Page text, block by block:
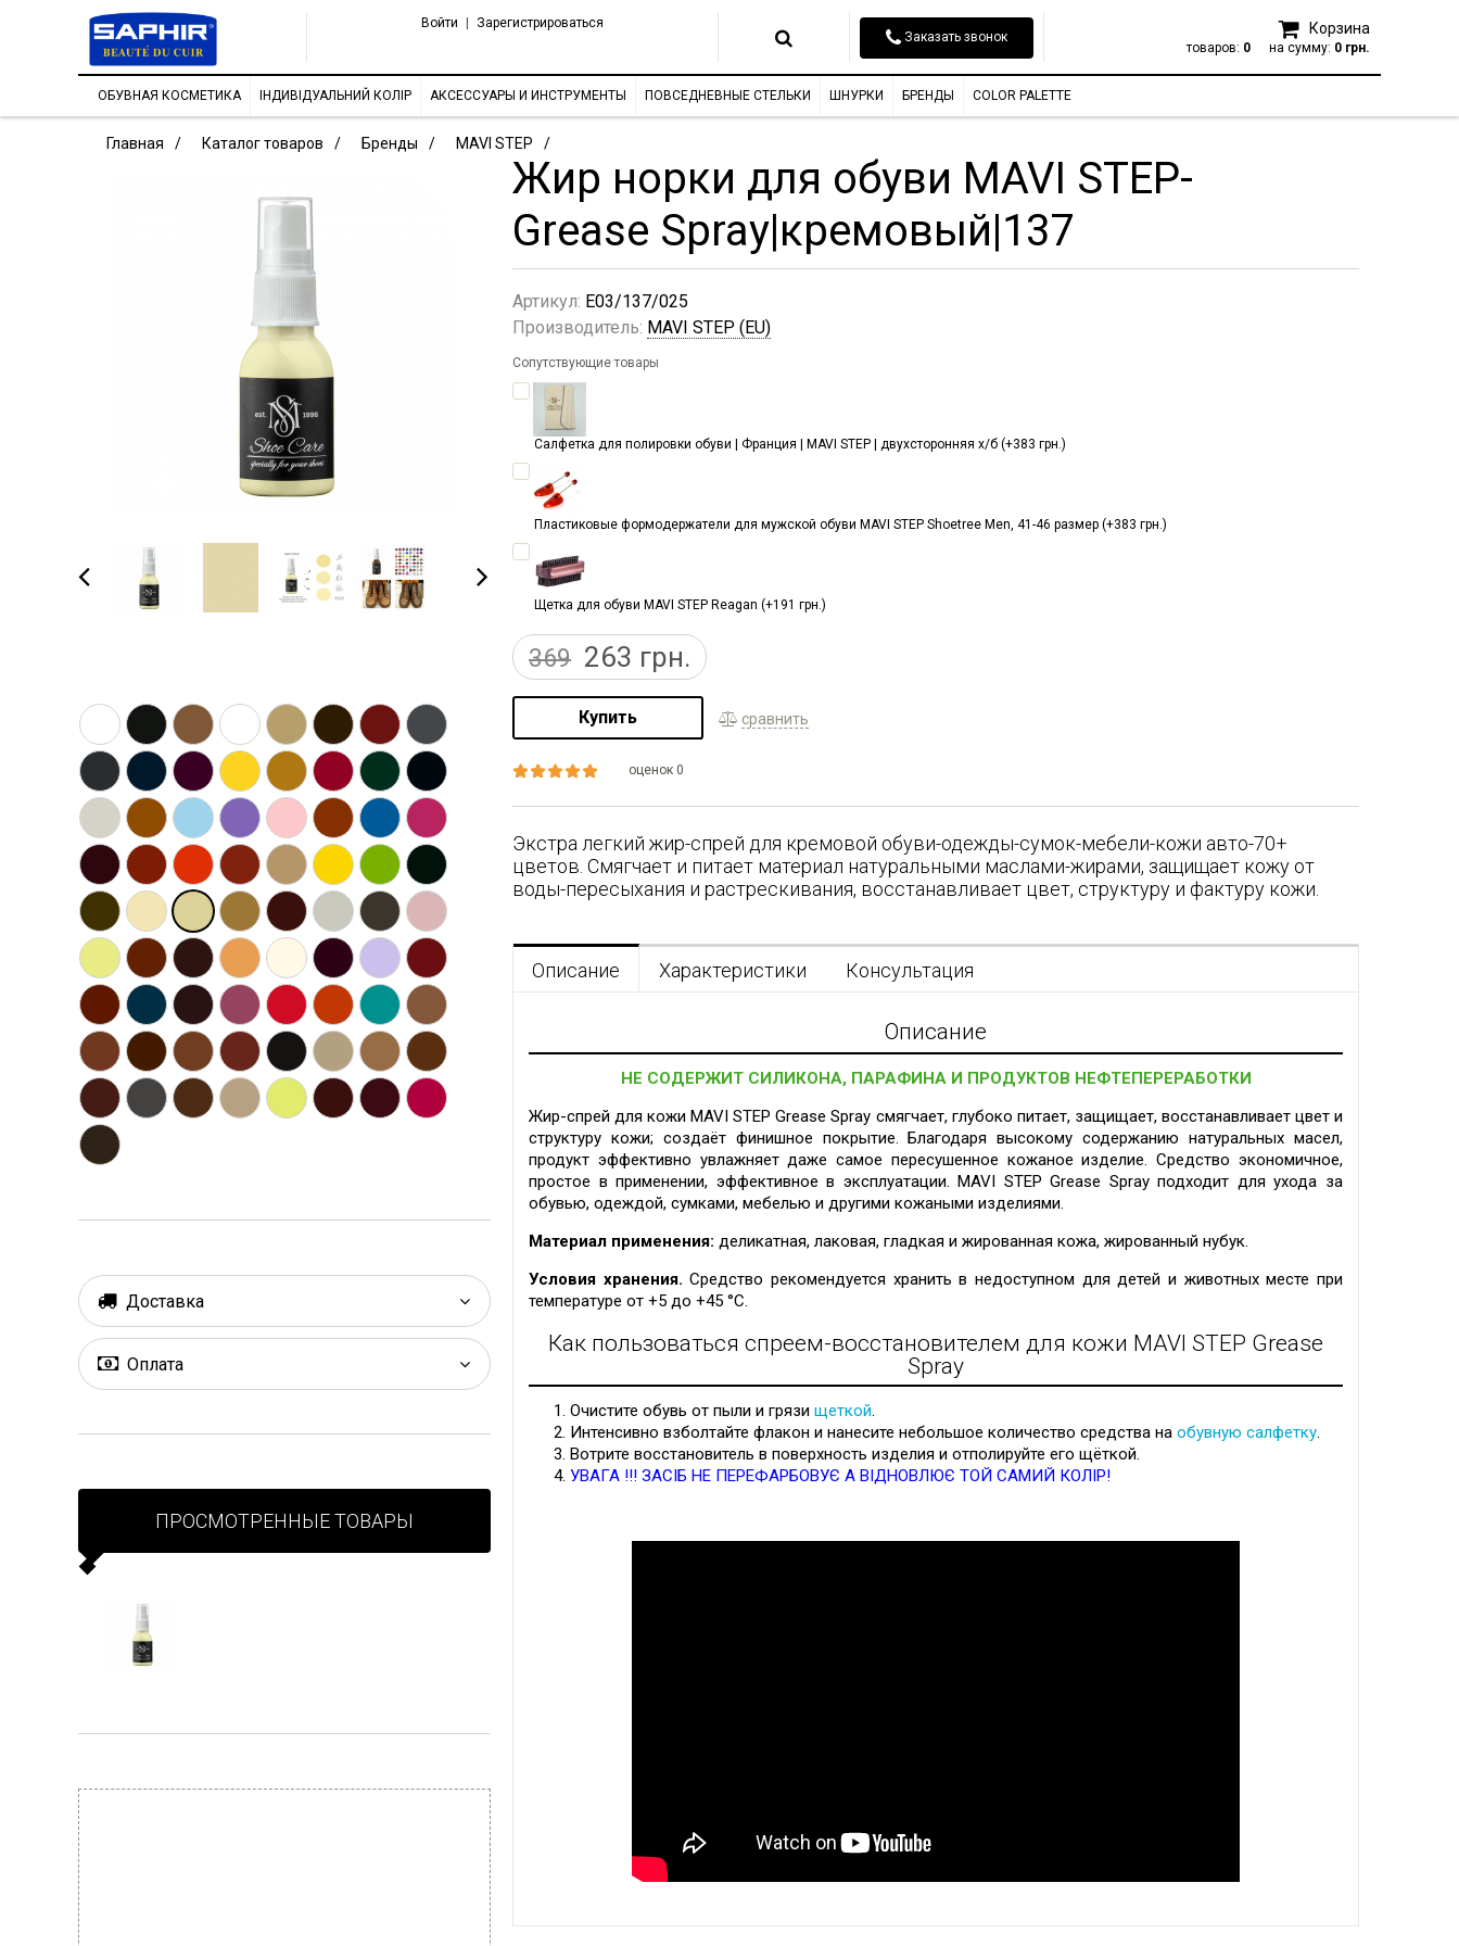
Войти
Зарегистрироваться
Заказать звонок
Корзина
товаров: 0 на сумму: 0 грн.
ОБУВНАЯ КОСМЕТИКА ІНДИВІДУАЛЬНИЙ КОЛІР АКСЕССУАРЫ И ИНСТРУМЕНТЫ ПОВСЕДНЕВНЫЕ СТЕЛЬКИ ШНУРКИ БРЕНДЫ COLOR PALETTE
Главная Каталог товаров Бренды MAVI STEP
Жир норки для обуви MAVI STEP-
Grease Spray|кремовый|137
Артикул: E03/137/025
Производитель: MAVI STEP (EU)
Сопутствующие товары
Салфетка для полировки обуви | Франция | MAVI STEP | двухсторонняя х/б (+383 грн.)
Пластиковые формодержатели для мужской обуви MAVI STEP Shoetree Men, 41-46 размер (+383 грн.)
Щетка для обуви MAVI STEP Reagan (+191 грн.)
369 263 грн.
Купить сравнить
оценок 0
Экстра легкий жир-спрей для кремовой обуви-одежды-сумок-мебели-кожи авто-70+
цветов. Смягчает и питает материал натуральными маслами-жирами, защищает кожу от
воды-пересыхания и растрескивания, восстанавливает цвет, структуру и фактуру кожи.
Описание Характеристики Консультация
Описание
НЕ СОДЕРЖИТ СИЛИКОНА, ПАРАФИНА И ПРОДУКТОВ НЕФТЕПЕРЕРАБОТКИ
Жир-спрей для кожи MAVI STEP Grease Spray смягчает, глубоко питает, защищает, восстанавливает цвет и
структуру кожи; создаёт финишное покрытие. Благодаря высокому содержанию натуральных масел,
продукт эффективно увлажняет даже самое пересушенное кожаное изделие.Средство экономичное,
простое в применении, эффективное в эксплуатации. MAVI STEP Grease Spray подходит для ухода за
обувью, одеждой, сумками, мебелью и другими кожаными изделиями.
Материал применения: деликатная, лаковая, гладкая и жированная кожа, жированный нубук.
Условия хранения. Средство рекомендуется хранить в недоступном для детей и животных месте при
температуре от +5 до +45 °C.
Как пользоваться спреем-восстановителем для кожи MAVI STEP Grease
Spray
Очистите обувь от пыли и грязи щеткой.
Интенсивно взболтайте флакон и нанесите небольшое количество средства на обувную салфетку.
Вотрите восстановитель в поверхность изделия и отполируйте его щёткой.
УВАГА !!! ЗАСІБ НЕ ПЕРЕФАРБОВУЄ А ВІДНОВЛЮЄ ТОЙ САМИЙ КОЛІР!
Доставка
Оплата
ПРОСМОТРЕННЫЕ ТОВАРЫ